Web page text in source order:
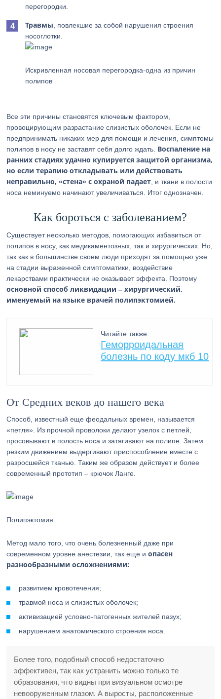
перегородки.
Травмы , повлекшие за собой нарушения строения
носоглотки.
Искривленная носовая перегородка-одна из причин
полипов
Все эти причины становятся ключевым фактором,
провоцирующим разрастание слизистых оболочек. Если не
предпринимать никаких мер для помощи и лечения, симптомы
полипов в носу не заставят себя долго ждать. Воспаление на
ранних стадиях удачно купируется защитой организма,
но если терапию откладывать или действовать
неправильно, «стена» с охраной падает , и ткани в полости
носа неминуемо начинают увеличиваться. Итог однозначен.
Как бороться с заболеванием?
Существует несколько методов, помогающих избавиться от
полипов в носу, как медикаментозных, так и хирургических. Но,
так как в большинстве своем люди приходят за помощью уже
на стадии выраженной симптоматики, воздействие
лекарствами практически не оказывает эффекта. Поэтому
основной способ ликвидации – хирургический,
именуемый на языке врачей полипэктомией.
Читайте также:
Геморроидальная
болезнь по коду мкб 10
От Средних веков до нашего века
Способ, известный еще феодальных времен, называется
«петля». Из прочной проволоки делают узелок с петлей,
просовывают в полость носа и затягивают на полипе. Затем
резким движением выдергивают приспособление вместе с
разросшейся тканью. Таким же образом действует и более
современный прототип – крючок Ланге.
Полипэктомия
Метод мало того, что очень болезненный даже при
современном уровне анестезии, так еще иопасен
разнообразными осложнениями:
развитием кровотечения;
травмой носа и слизистых оболочек;
активизацией условно-патогенных жителей пазух;
нарушением анатомического строения носа.
Более того, подобный способ недостаточно
эффективен, так как устранить можно только те
образования, что видны при визуальном осмотре
невооруженным глазом. А выросты, расположенные